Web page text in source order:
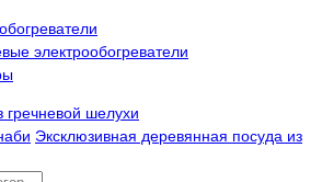
электрообогреватели
шелухи
Эксклюзивная деревянная посуда из